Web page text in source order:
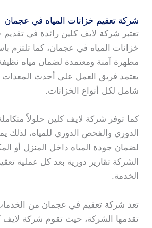
شركة تعقيم خزانات المياه في عجمان
تعتبر شركة لايف كلين رائدة في
خزانات المياه في عجمان، كما تلتزم
مطهرة آمنة ومعتمدة لضمان مياه
يعتمد فريق العمل على أحدث
شامل لكل أنواع الخزانات.
كما توفر شركة لايف كلين حلولاً
الدوري والفحص الدوري للمياه، لذلك
لضمان جودة المياه داخل المنزل أو
الشركة تقارير دورية بعد كل عملية
الخدمة.
تعد شركة تعقيم في عجمان من
تقدمها الشركة، حيث تقوم شركة لايف